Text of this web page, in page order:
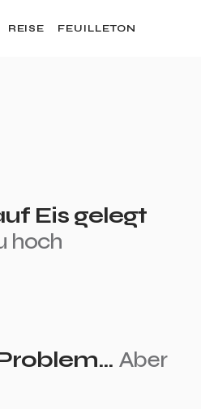
REISE FEUILLETON
Eis gelegt
hoch
Aber